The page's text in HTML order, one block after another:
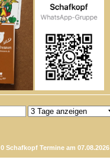
0 Schafkopf Termine am 07.08.2026